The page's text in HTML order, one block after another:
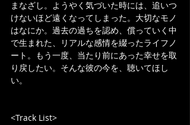
まなざし。ようやく気づいた時には、追いつ
けないほど遠くなってしまった。大切なモノ
はなにか。過去の過ちを認め、償っていく中
で生まれた、リアルな感情を綴ったライフノ
ート。もう一度、当たり前にあった幸せを取
り戻したい。そんな彼の今を、聴いてほし
い。
<Track List>